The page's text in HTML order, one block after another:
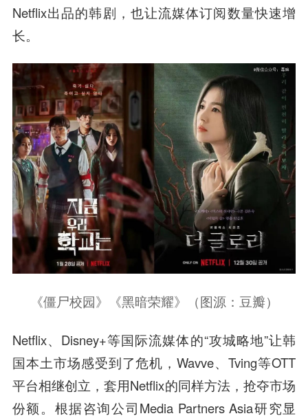
Netflix出品的韩剧，也让流媒体订阅数量快速增
长。
《僵尸校园》《黑暗荣耀》（图源：豆瓣）
Netflix、Disney+等国际流媒体的“攻城略地”让韩
国本土市场感受到了危机，Wavve、Tving等OTT
平台相继创立，套用Netflix的同样方法，抢夺市场
份额。根据咨询公司Media Partners Asia研究显